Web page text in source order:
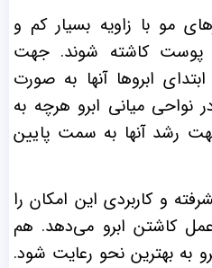
مو با زاویه بسیار کم و
پوست کاشته شوند. جهت
ابروها آنها به صورت
نواحی میانی ابرو هرچه به
رشد آنها به سمت پایین
و کاربردی این امکان را
کاشتن ابرو می‌دهد. هم
به بهترین نحو رعایت شود.